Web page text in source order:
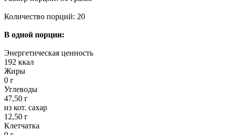
Количество порций: 20
В одной порции:
Энергетическая ценность
192 ккал
Жиры
0 г
Углеводы
47,50 г
из кот. сахар
12,50 г
Клетчатка